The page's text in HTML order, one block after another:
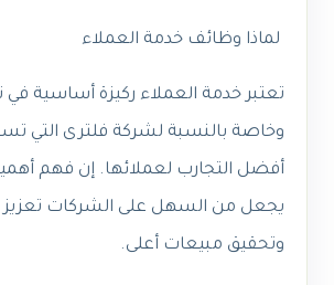
لماذا وظائف خدمة العملاء
تعتبر خدمة العملاء ركيزة أساسية في
وخاصة بالنسبة لشركة فلترى التي
أفضل التجارب لعملائها. إن فهم
يجعل من السهل على الشركات تعزيز
وتحقيق مبيعات أعلى.